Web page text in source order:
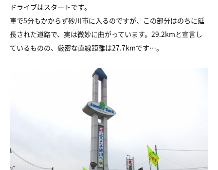
ドライブはスタートです。
車で5分もかからず砂川市に入るのですが、この部分はのちに延
長された道路で、実は微妙に曲がっています。29.2kmと宣言し
ているものの、厳密な直線距離は27.7kmです…。